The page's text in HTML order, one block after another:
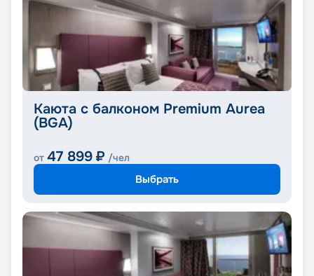
Каюта с балконом Premium Aurea
(BGA)
от 47 899 ₽ /чел
Выбрать